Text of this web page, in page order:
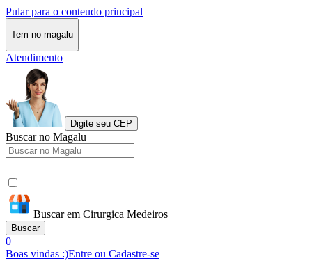
Pular para o conteudo principal
Tem no magalu
Atendimento
Digite seu CEP
Buscar no Magalu
Buscar em Cirurgica Medeiros
Buscar
0
Boas vindas :)Entre ou Cadastre-se